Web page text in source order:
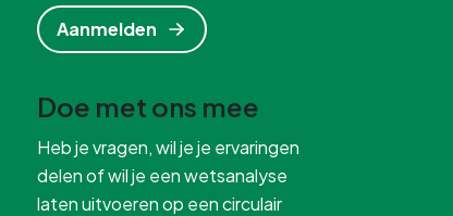
Aanmelden
Doe met ons mee
Heb je vragen, wil je je ervaringen
delen of wil je een wetsanalyse
laten uitvoeren op een circulair